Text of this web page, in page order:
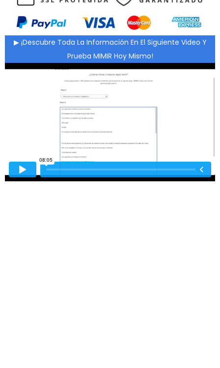
▶ ¡Descubre Toda La Información En El Siguiente Video Y
Prueba MIMIR Hoy Mismo!